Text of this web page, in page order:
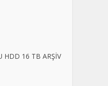
HDD 16 TB ARŞİV